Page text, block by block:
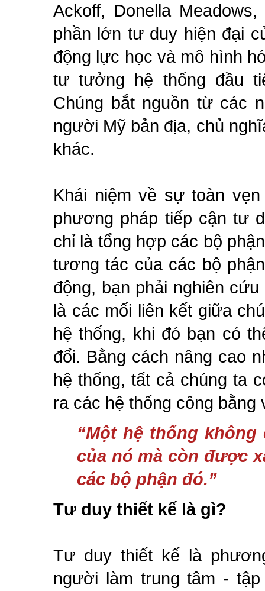
Ackoff, Donella
phần lớn tư duy hiện đại
động lực học và mô hình
tư tưởng hệ thống đầu
Chúng bắt nguồn từ các
người Mỹ bản địa, chủ
khác.
Khái niệm về sự toàn
phương pháp tiếp cận tư
chỉ là tổng hợp các bộ
tương tác của các bộ
động, bạn phải nghiên
là các mối liên kết giữa
hệ thống, khi đó bạn có
đổi. Bằng cách nâng cao
hệ thống, tất cả chúng ta
ra các hệ thống công
“Một hệ thống
của nó mà còn được
các bộ phận đó.”
Tư duy thiết kế là gì?
Tư duy thiết kế là
người làm trung tâm -